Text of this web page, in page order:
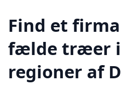
Find et
fælde træer i
regioner af